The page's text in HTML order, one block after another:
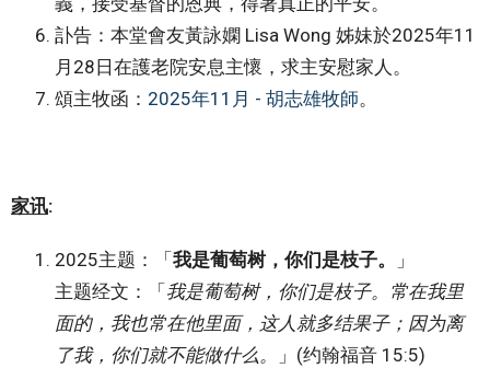
訃告：本堂會友黃詠嫻 Lisa Wong 姊妹於2025年11
月28日在護老院安息主懷，求主安慰家人。
頌主牧函： 2025年11月 - 胡志雄牧師。
家讯:
2025主题：「 我是葡萄树，你们是枝子。
」
主题经文：「 我是葡萄树，你们是枝子。常在我里
面的，我也常在他里面，这人就多结果子；因为离
了我，你们就不能做什么。
」(约翰福音 15:5)